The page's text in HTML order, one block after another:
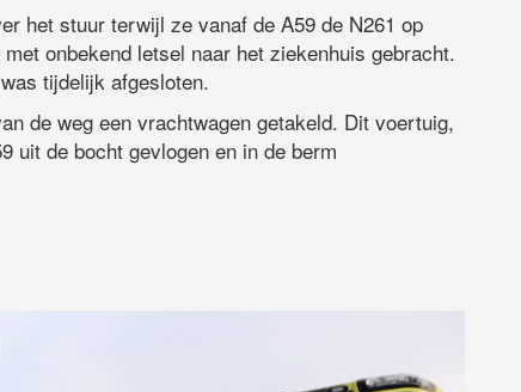
het stuur terwijl ze vanaf de A59 de N261 op
onbekend letsel naar het ziekenhuis gebracht.
tijdelijk afgesloten.
de weg een vrachtwagen getakeld. Dit voertuig,
uit de bocht gevlogen en in de berm